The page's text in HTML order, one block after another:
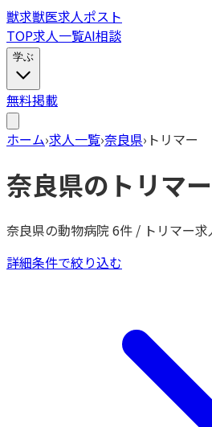
獣求獣医求人ポスト
TOP求人一覧AI相談
学ぶ
無料掲載
ホーム›求人一覧›奈良県› トリマー
奈良県の トリマー
奈良県の動物病院 6件 / トリマー求
詳細条件で絞り込む